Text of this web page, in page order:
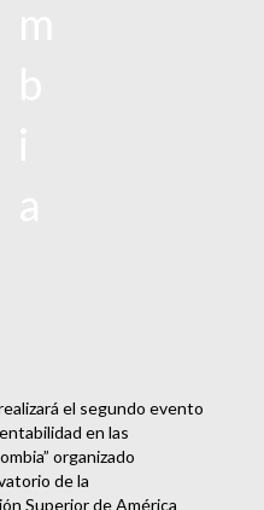
el segundo evento
en las
organizado
de la
Superior de América